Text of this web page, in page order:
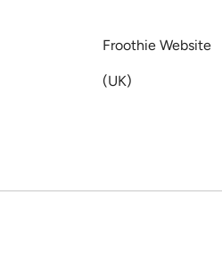
Froothie Website
(UK)